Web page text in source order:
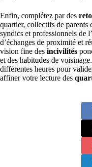
Enfin, complétez par des
quartier, collectifs de parents
syndics et professionnels de
d’échanges de proximité et
vision fine des incivilités
et des habitudes de
différentes heures pour
affiner votre lecture des